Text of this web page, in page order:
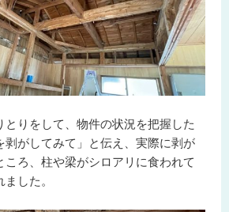
とりをして、物件の状況を把握した
剥がしてみて」と伝え、実際に剥が
ころ、柱や梁がシロアリに食われて
した。